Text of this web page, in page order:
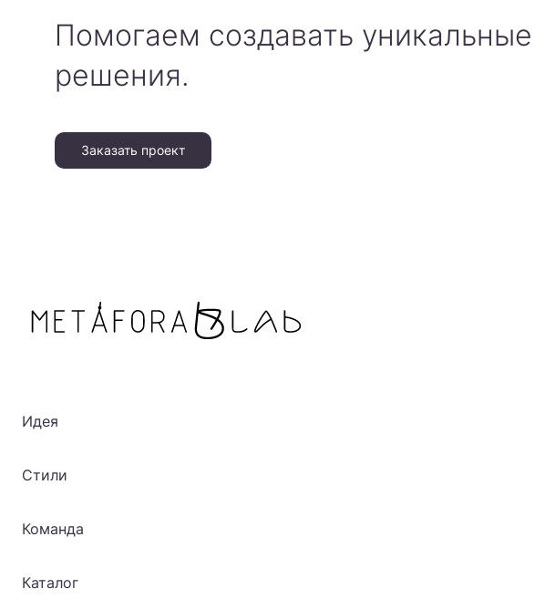
Помогаем создавать уникальные
решения.
Заказать проект
Идея
Стили
Команда
Каталог